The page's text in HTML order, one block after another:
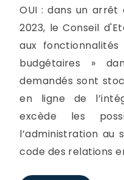
OUI : dans un
2023, le Conseil
aux
budgétaires »
demandés sont
en ligne de
excède les
l’administration au
code des relations